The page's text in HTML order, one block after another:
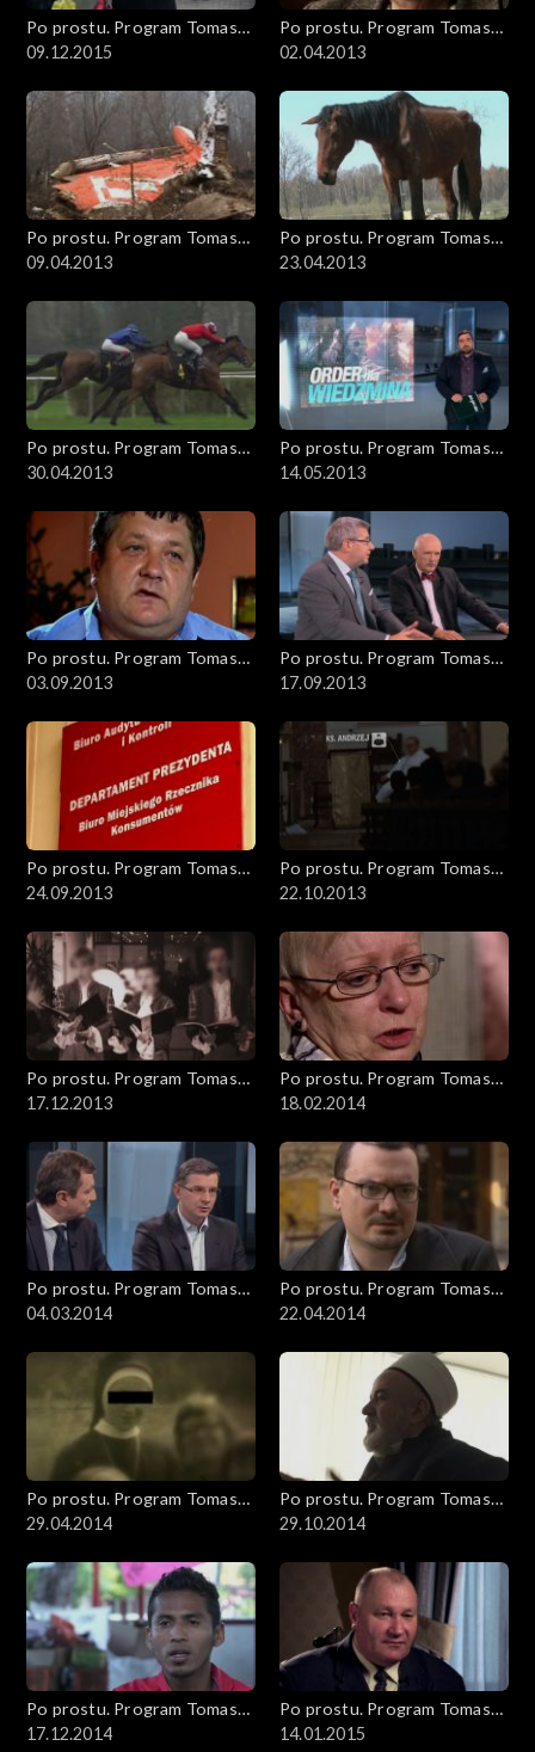
Po prostu. Program Tomasza
Sekielskiego
09.12.2015
Po prostu. Program Tomasza
Sekielskiego
02.04.2013
Po prostu. Program Tomasza
Sekielskiego
09.04.2013
Po prostu. Program Tomasza
Sekielskiego
23.04.2013
Po prostu. Program Tomasza
Sekielskiego
30.04.2013
Po prostu. Program Tomasza
Sekielskiego
14.05.2013
Po prostu. Program Tomasza
Sekielskiego
03.09.2013
Po prostu. Program Tomasza
Sekielskiego
17.09.2013
Po prostu. Program Tomasza
Sekielskiego
24.09.2013
Po prostu. Program Tomasza
Sekielskiego
22.10.2013
Po prostu. Program Tomasza
Sekielskiego
17.12.2013
Po prostu. Program Tomasza
Sekielskiego
18.02.2014
Po prostu. Program Tomasza
Sekielskiego
04.03.2014
Po prostu. Program Tomasza
Sekielskiego
22.04.2014
Po prostu. Program Tomasza
Sekielskiego
29.04.2014
Po prostu. Program Tomasza
Sekielskiego
29.10.2014
Po prostu. Program Tomasza
Sekielskiego
17.12.2014
Po prostu. Program Tomasza
Sekielskiego
14.01.2015